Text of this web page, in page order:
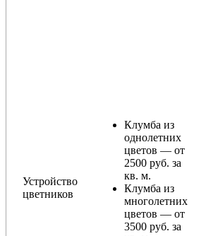
Устройство
цветников
Клумба из
однолетних
цветов — от
2500 руб. за
кв. м.
Клумба из
многолетних
цветов — от
3500 руб. за